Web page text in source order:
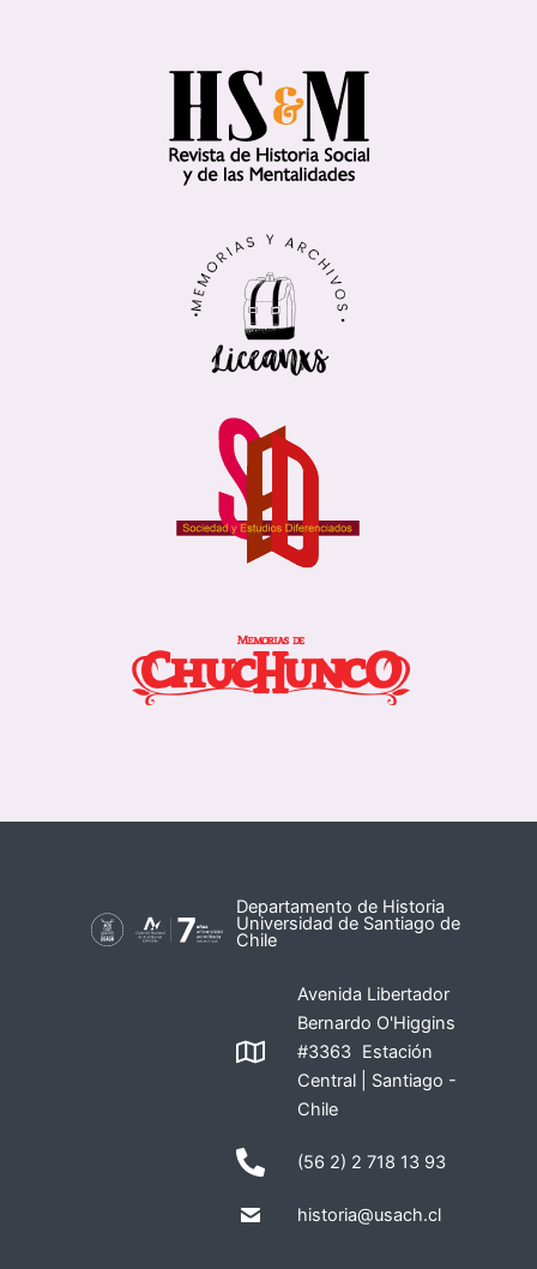
Departamento de Historia
Universidad de Santiago de
Chile
Avenida Libertador
Bernardo O'Higgins
#3363 Estación
Central | Santiago -
Chile
(56 2) 2 718 13 93
historia@usach.cl